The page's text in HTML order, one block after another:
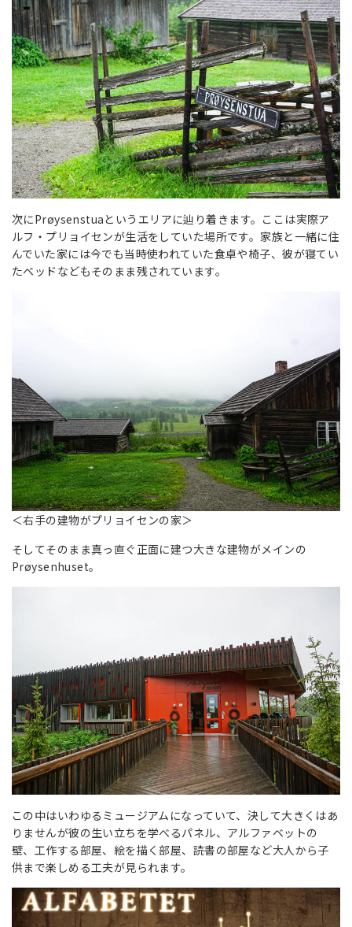
次にPrøysenstuaというエリアに辿り着きます。ここは実際ア
ルフ・プリョイセンが生活をしていた場所です。家族と一緒に住
んでいた家には今でも当時使われていた食卓や椅子、彼が寝てい
たベッドなどもそのまま残されています。
＜右手の建物がプリョイセンの家＞
そしてそのまま真っ直ぐ正面に建つ大きな建物がメインの
Prøysenhuset。
この中はいわゆるミュージアムになっていて、決して大きくはあ
りませんが彼の生い立ちを学べるパネル、アルファベットの
壁、工作する部屋、絵を描く部屋、読書の部屋など大人から子
供まで楽しめる工夫が見られます。